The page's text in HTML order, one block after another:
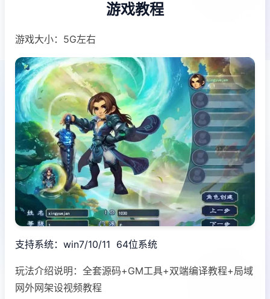
游戏教程
游戏大小：5G左右
支持系统：win7/10/11 64位系统
玩法介绍说明：全套源码+GM工具+双端编译教程+局域
网外网架设视频教程